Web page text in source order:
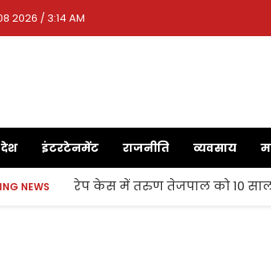
2026 / 3:14 AM
देश इंटरटेनमेंट राजनीति व्यवसाय
NEWS रेप केस में तरुण तेजपाल को 10 साल